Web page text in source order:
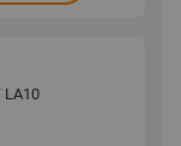
LA10